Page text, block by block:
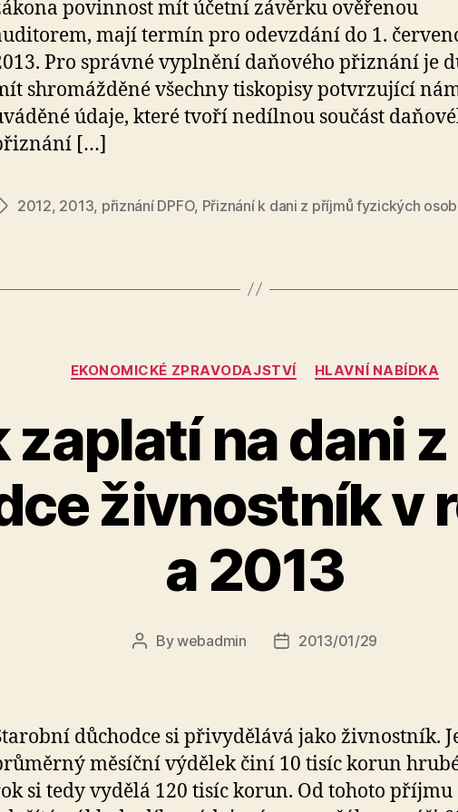
povinnost mít účetní závěrku ověřenou
mají termín pro odevzdání do 1.
Pro správné vyplnění daňového přiznání je
shromážděné všechny tiskopisy potvrzující
údaje, které tvoří nedílnou součást
[…]
2012, 2013, přiznání DPFO, Přiznání k dani z příjmů fyzických osob
Categories
EKONOMICKÉ ZPRAVODAJSTVÍ HLAVNÍ NABÍDKA
zaplatí na dani
živnostník v
a 2013
PostBywebadmin
Post2013/01/29
důchodce si přivydělává jako živnostník.
měsíční výdělek činí 10 tisíc korun
si tedy vydělá 120 tisíc korun. Od tohoto příjmu